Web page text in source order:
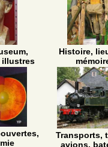
illustres
Histoire,
Transports,
avions,